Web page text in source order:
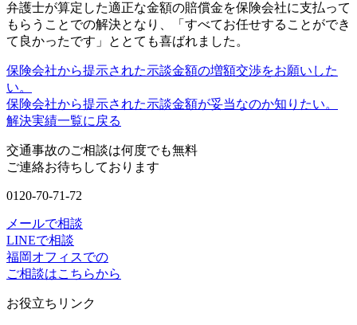
弁護士が算定した適正な金額の賠償金を保険会社に支払って
もらうことでの解決となり、「すべてお任せすることができ
て良かったです」ととても喜ばれました。
保険会社から提示された示談金額の増額交渉をお願いした
い。
保険会社から提示された示談金額が妥当なのか知りたい。
解決実績一覧に戻る
交通事故のご相談は何度でも無料
ご連絡お待ちしております
0120-70-71-72
メールで相談
LINEで相談
福岡オフィスでの
ご相談はこちらから
お役立ちリンク